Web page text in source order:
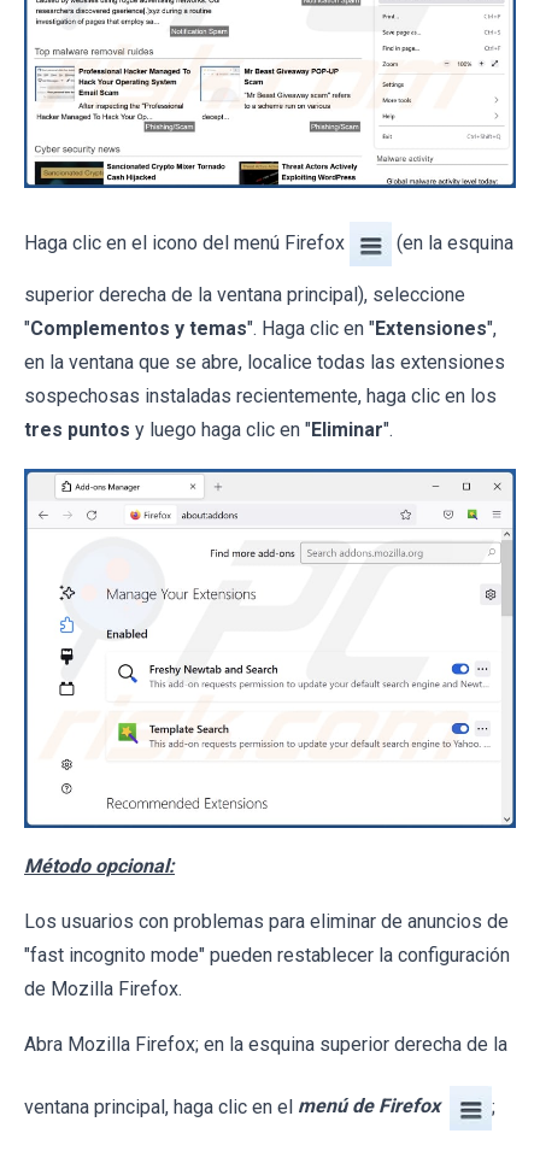
Haga clic en el icono del menú Firefox (en la esquina
superior derecha de la ventana principal), seleccione
"Complementos y temas". Haga clic en "Extensiones",
en la ventana que se abre, localice todas las extensiones
sospechosas instaladas recientemente, haga clic en los
tres puntos y luego haga clic en "Eliminar".
Método opcional:
Los usuarios con problemas para eliminar de anuncios de
"fast incognito mode" pueden restablecer la configuración
de Mozilla Firefox.
Abra Mozilla Firefox; en la esquina superior derecha de la
ventana principal, haga clic en el menú de Firefox ;